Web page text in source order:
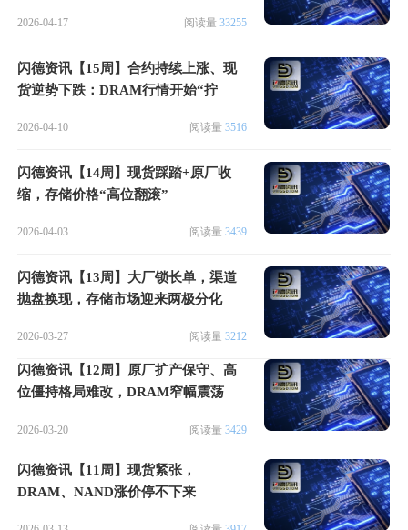
2026-04-17 阅读量 33255
闪德资讯【15周】合约持续上涨、现
货逆势下跌：DRAM行情开始“拧
2026-04-10 阅读量 3516
闪德资讯【14周】现货踩踏+原厂收
缩，存储价格“高位翻滚”
2026-04-03 阅读量 3439
闪德资讯【13周】大厂锁长单，渠道
抛盘换现，存储市场迎来两极分化
2026-03-27 阅读量 3212
闪德资讯【12周】原厂扩产保守、高
位僵持格局难改，DRAM窄幅震荡
2026-03-20 阅读量 3429
闪德资讯【11周】现货紧张，
DRAM、NAND涨价停不下来